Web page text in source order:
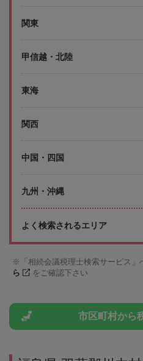
関東
甲信越・北陸
東海
関西
中国・四国
九州・沖縄
よく検索されるエリア
「相続会議税理士検索サービス
ら
をご確認下さい
市区町村から